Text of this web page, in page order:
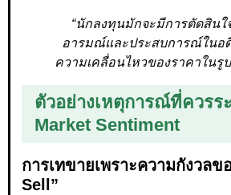
“นักลงทุนมักจะมีการตัดสินใ
อารมณ์และประสบการณ์ในอ
ความเคลื่อนไหวของราคาในรู
ตัวอย่างเหตุการณ์ที่ควรร
Market Sentiment
การเทขายเพราะความกังวลข
Sell”